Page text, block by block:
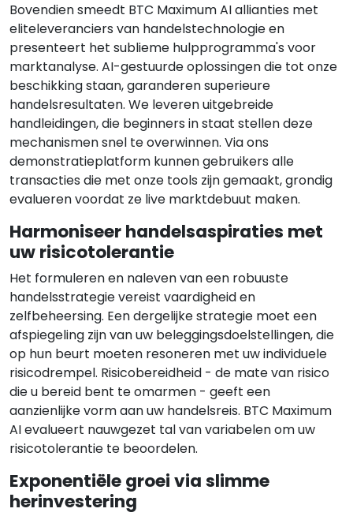
Bovendien smeedt BTC Maximum AI allianties met
eliteleveranciers van handelstechnologie en
presenteert het sublieme hulpprogramma's voor
marktanalyse. AI-gestuurde oplossingen die tot onze
beschikking staan, garanderen superieure
handelsresultaten. We leveren uitgebreide
handleidingen, die beginners in staat stellen deze
mechanismen snel te overwinnen. Via ons
demonstratieplatform kunnen gebruikers alle
transacties die met onze tools zijn gemaakt, grondig
evalueren voordat ze live marktdebuut maken.
Harmoniseer handelsaspiraties met
uw risicotolerantie
Het formuleren en naleven van een robuuste
handelsstrategie vereist vaardigheid en
zelfbeheersing. Een dergelijke strategie moet een
afspiegeling zijn van uw beleggingsdoelstellingen, die
op hun beurt moeten resoneren met uw individuele
risicodrempel. Risicobereidheid - de mate van risico
die u bereid bent te omarmen - geeft een
aanzienlijke vorm aan uw handelsreis. BTC Maximum
AI evalueert nauwgezet tal van variabelen om uw
risicotolerantie te beoordelen.
Exponentiële groei via slimme
herinvestering